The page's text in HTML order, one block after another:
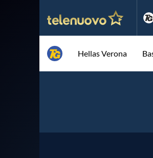
Hellas Verona